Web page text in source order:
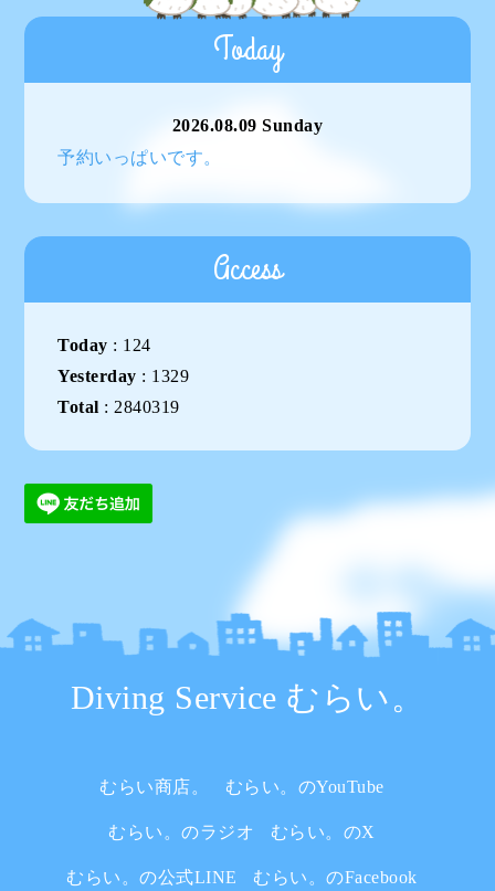
Today
2026.08.09 Sunday
予約いっぱいです。
Access
Today : 124
Yesterday : 1329
Total : 2840319
Diving Service むらい。
むらい商店。 むらい。のYouTube
むらい。のラジオ むらい。のX
むらい。の公式LINE むらい。のFacebook